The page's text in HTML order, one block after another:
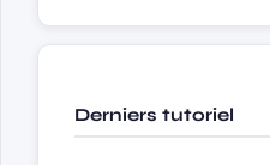
Derniers tutoriel